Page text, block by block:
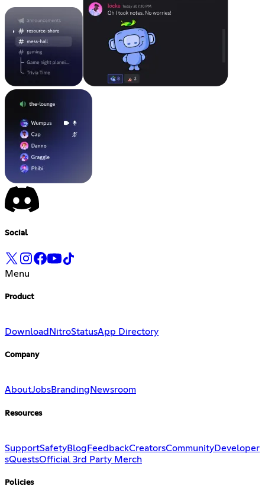
Social
Menu
Product
Download NitroStatusApp Directory
Company
AboutJobsBranding Newsroom
Resources
SupportSafetyBlog FeedbackCreatorsCommunityDeveloper
sQuestsOfficial 3rd Party Merch
Policies